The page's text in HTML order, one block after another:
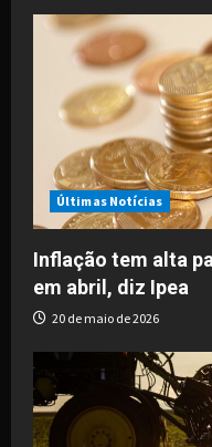
i
o
n
Últimas Notícias
Inflação tem alta
em abril, diz Ipea
20 de maio de 2026